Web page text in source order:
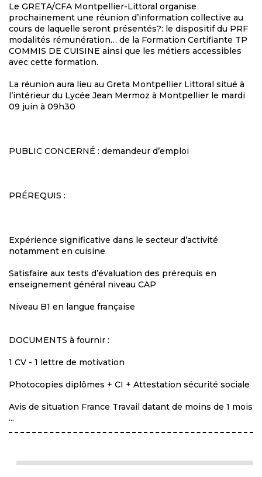
Le GRETA/CFA Montpellier-Littoral organise
prochainement une réunion d’information collective au
cours de laquelle seront présentés?: le dispositif du PRF
modalités rémunération… de la Formation Certifiante TP
COMMIS DE CUISINE ainsi que les métiers accessibles
avec cette formation.
La réunion aura lieu au Greta Montpellier Littoral situé à
l’intérieur du Lycée Jean Mermoz à Montpellier le mardi
09 juin à 09h30
PUBLIC CONCERNÉ : demandeur d’emploi
PRÉREQUIS :
Expérience significative dans le secteur d’activité
notamment en cuisine
Satisfaire aux tests d’évaluation des prérequis en
enseignement général niveau CAP
Niveau B1 en langue française
DOCUMENTS à fournir :
1 CV - 1 lettre de motivation
Photocopies diplômes + CI + Attestation sécurité sociale
Avis de situation France Travail datant de moins de 1 mois
...